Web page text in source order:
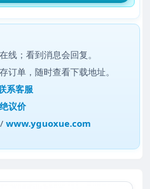
线；看到消息会回复。
订单，随时查看下载地址。
系客服
议价
/www.yguoxue.com